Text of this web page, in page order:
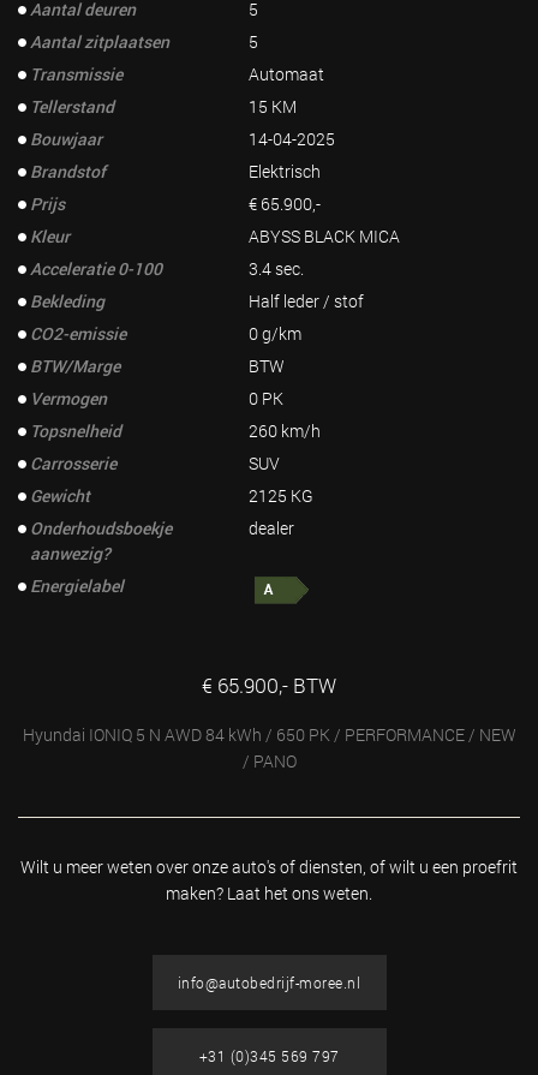
Aantal deuren
5
Aantal zitplaatsen
5
Transmissie
Automaat
Tellerstand
15 KM
Bouwjaar
14-04-2025
Brandstof
Elektrisch
Prijs
€ 65.900,-
Kleur
ABYSS BLACK MICA
Acceleratie 0-100
3.4 sec.
Bekleding
Half leder / stof
CO2-emissie
0 g/km
BTW/Marge
BTW
Vermogen
0 PK
Topsnelheid
260 km/h
Carrosserie
SUV
Gewicht
2125 KG
Onderhoudsboekje
aanwezig?
dealer
Energielabel
€ 65.900,- BTW
Hyundai IONIQ 5 N AWD 84 kWh / 650 PK / PERFORMANCE / NEW
/ PANO
Wilt u meer weten over onze auto's of diensten, of wilt u een proefrit
maken? Laat het ons weten.
info@autobedrijf-moree.nl
+31 (0)345 569 797